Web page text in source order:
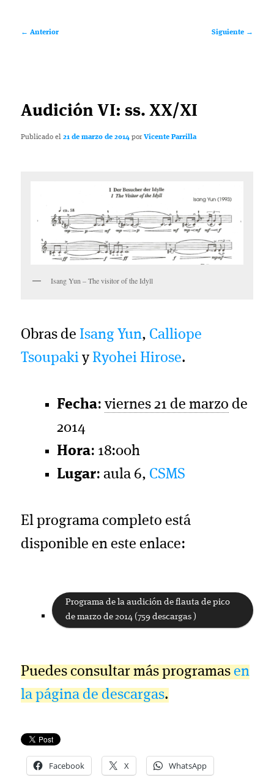
Navegación
← Anterior Siguiente →
Audición VI: ss. XX/XI
Publicado el21 de marzo de 2014 porVicente Parrilla
Isang Yun – The visitor of the Idyll
Obras deIsang Yun, Calliope
Tsoupaki yRyohei Hirose.
Fecha:viernes 21 de marzo de
2014
Hora: 18:00h
Lugar: aula 6, CSMS
El programa completo está
disponible en este enlace:
Programa de la audición de flauta de pico
de marzo de 2014 (759 descargas )
Puedes consultar más programasen
la página de descargas.
Facebook X WhatsApp